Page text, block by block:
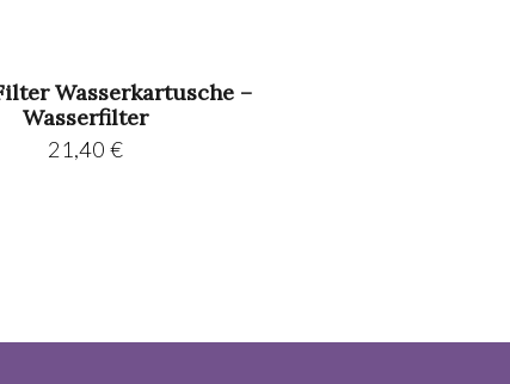
Wasserkartusche –
Wasserfilter
21,40 €